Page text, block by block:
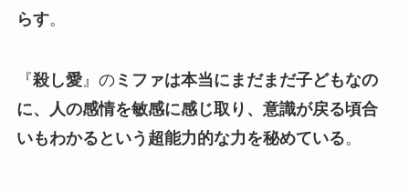
らす。
『殺し愛』のミファは本当にまだまだ子どもなの
に、人の感情を敏感に感じ取り、意識が戻る頃合
いもわかるという超能力的な力を秘めている。